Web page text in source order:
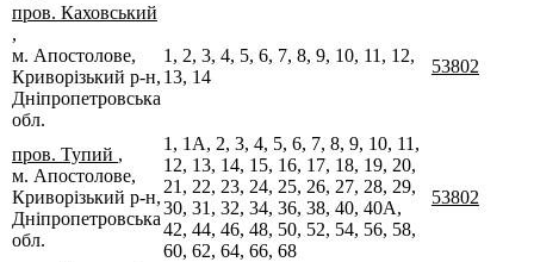
пров. Каховський
,
м. Апостолове,
Криворізький р-н,
Дніпропетровська
обл.
1, 2, 3, 4, 5, 6, 7, 8, 9, 10, 11, 12,
13, 14
53802
пров. Тупий ,
м. Апостолове,
Криворізький р-н,
Дніпропетровська
обл.
1, 1А, 2, 3, 4, 5, 6, 7, 8, 9, 10, 11,
12, 13, 14, 15, 16, 17, 18, 19, 20,
21, 22, 23, 24, 25, 26, 27, 28, 29,
30, 31, 32, 34, 36, 38, 40, 40А,
42, 44, 46, 48, 50, 52, 54, 56, 58,
60, 62, 64, 66, 68
53802